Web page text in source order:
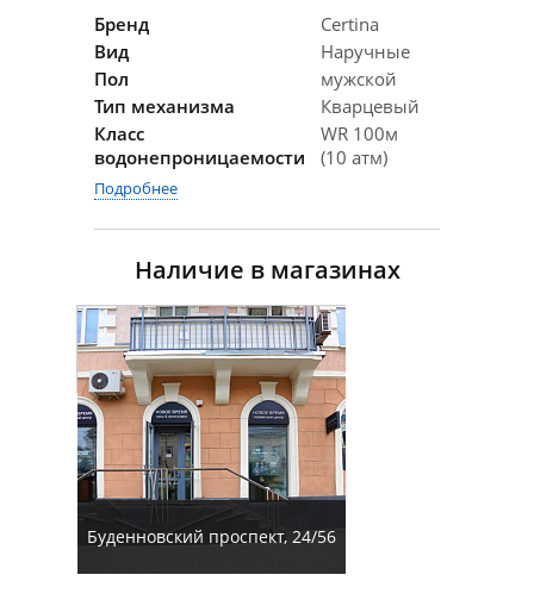
Бренд
Certina
Вид
Наручные
Пол
мужской
Тип механизма
Кварцевый
Класс
водонепроницаемости
WR 100м
(10 атм)
Подробнее
Наличие в магазинах
Буденновский проспект, 24/56